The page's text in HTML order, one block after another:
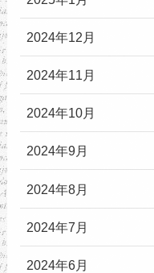
2024年12月
2024年11月
2024年10月
2024年9月
2024年8月
2024年7月
2024年6月